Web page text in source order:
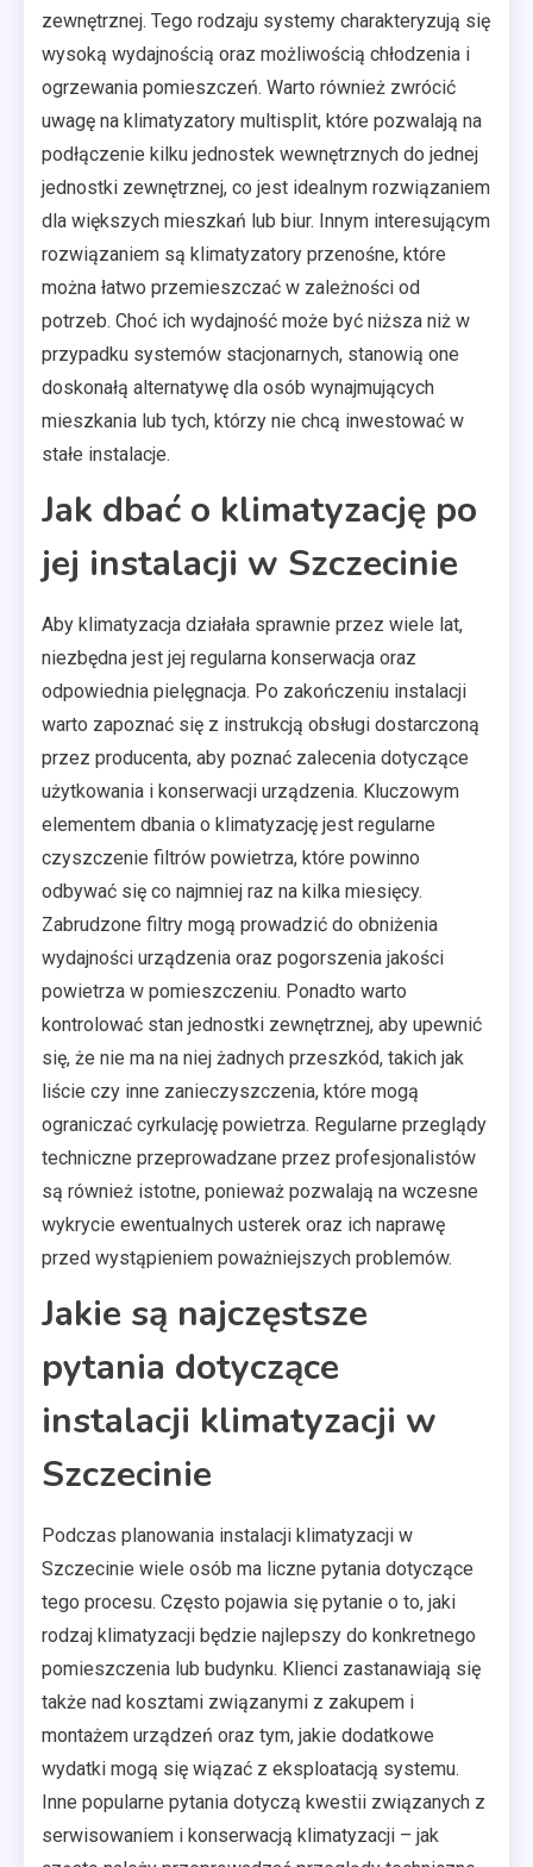
zewnętrznej. Tego rodzaju systemy charakteryzują się
wysoką wydajnością oraz możliwością chłodzenia i
ogrzewania pomieszczeń. Warto również zwrócić
uwagę na klimatyzatory multisplit, które pozwalają na
podłączenie kilku jednostek wewnętrznych do jednej
jednostki zewnętrznej, co jest idealnym rozwiązaniem
dla większych mieszkań lub biur. Innym interesującym
rozwiązaniem są klimatyzatory przenośne, które
można łatwo przemieszczać w zależności od
potrzeb. Choć ich wydajność może być niższa niż w
przypadku systemów stacjonarnych, stanowią one
doskonałą alternatywę dla osób wynajmujących
mieszkania lub tych, którzy nie chcą inwestować w
stałe instalacje.
Jak dbać o klimatyzację po
jej instalacji w Szczecinie
Aby klimatyzacja działała sprawnie przez wiele lat,
niezbędna jest jej regularna konserwacja oraz
odpowiednia pielęgnacja. Po zakończeniu instalacji
warto zapoznać się z instrukcją obsługi dostarczoną
przez producenta, aby poznać zalecenia dotyczące
użytkowania i konserwacji urządzenia. Kluczowym
elementem dbania o klimatyzację jest regularne
czyszczenie filtrów powietrza, które powinno
odbywać się co najmniej raz na kilka miesięcy.
Zabrudzone filtry mogą prowadzić do obniżenia
wydajności urządzenia oraz pogorszenia jakości
powietrza w pomieszczeniu. Ponadto warto
kontrolować stan jednostki zewnętrznej, aby upewnić
się, że nie ma na niej żadnych przeszkód, takich jak
liście czy inne zanieczyszczenia, które mogą
ograniczać cyrkulację powietrza. Regularne przeglądy
techniczne przeprowadzane przez profesjonalistów
są również istotne, ponieważ pozwalają na wczesne
wykrycie ewentualnych usterek oraz ich naprawę
przed wystąpieniem poważniejszych problemów.
Jakie są najczęstsze
pytania dotyczące
instalacji klimatyzacji w
Szczecinie
Podczas planowania instalacji klimatyzacji w
Szczecinie wiele osób ma liczne pytania dotyczące
tego procesu. Często pojawia się pytanie o to, jaki
rodzaj klimatyzacji będzie najlepszy do konkretnego
pomieszczenia lub budynku. Klienci zastanawiają się
także nad kosztami związanymi z zakupem i
montażem urządzeń oraz tym, jakie dodatkowe
wydatki mogą się wiązać z eksploatacją systemu.
Inne popularne pytania dotyczą kwestii związanych z
serwisowaniem i konserwacją klimatyzacji – jak